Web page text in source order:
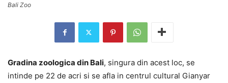
Bali Zoo
Gradina zoologica din Bali, singura din acest loc, se
intinde pe 22 de acri si se afla in centrul cultural Gianyar